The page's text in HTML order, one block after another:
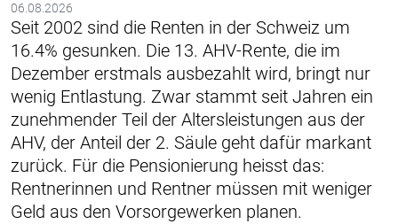
06.08.2026
Seit 2002 sind die Renten in der Schweiz um
16.4% gesunken. Die 13. AHV-Rente, die im
Dezember erstmals ausbezahlt wird, bringt nur
wenig Entlastung. Zwar stammt seit Jahren ein
zunehmender Teil der Altersleistungen aus der
AHV, der Anteil der 2. Säule geht dafür markant
zurück. Für die Pensionierung heisst das:
Rentnerinnen und Rentner müssen mit weniger
Geld aus den Vorsorgewerken planen.